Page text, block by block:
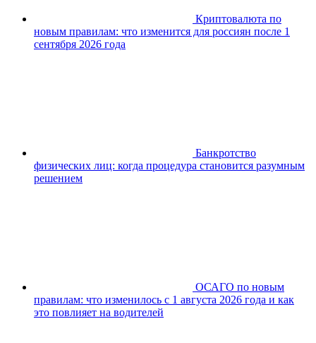
Криптовалюта по
новым правилам: что изменится для россиян после 1
сентября 2026 года
Банкротство
физических лиц: когда процедура становится разумным
решением
ОСАГО по новым
правилам: что изменилось с 1 августа 2026 года и как
это повлияет на водителей